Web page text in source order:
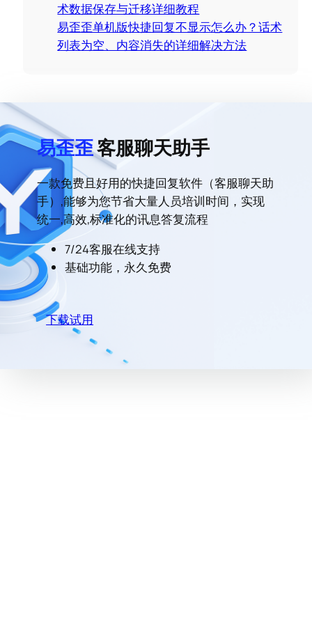
术数据保存与迁移详细教程
易歪歪单机版快捷回复不显示怎么办？话术
列表为空、内容消失的详细解决方法
易歪歪客服聊天助手
一款免费且好用的快捷回复软件（客服聊天助
手）,能够为您节省大量人员培训时间，实现
统一,高效,标准化的讯息答复流程
7/24客服在线支持
基础功能，永久免费
下载试用